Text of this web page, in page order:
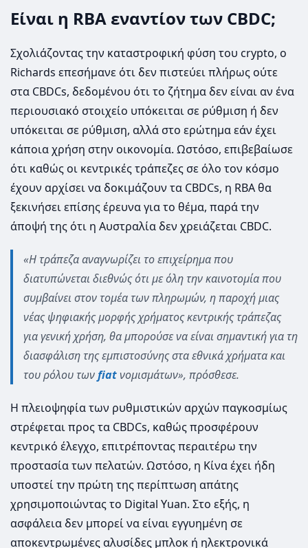
Είναι η RBA εναντίον των CBDC;
Σχολιάζοντας την καταστροφική φύση του crypto, ο
Richards επεσήμανε ότι δεν πιστεύει πλήρως ούτε
στα CBDCs, δεδομένου ότι το ζήτημα δεν είναι αν ένα
περιουσιακό στοιχείο υπόκειται σε ρύθμιση ή δεν
υπόκειται σε ρύθμιση, αλλά στο ερώτημα εάν έχει
κάποια χρήση στην οικονομία. Ωστόσο, επιβεβαίωσε
ότι καθώς οι κεντρικές τράπεζες σε όλο τον κόσμο
έχουν αρχίσει να δοκιμάζουν τα CBDCs, η RBA θα
ξεκινήσει επίσης έρευνα για το θέμα, παρά την
άποψή της ότι η Αυστραλία δεν χρειάζεται CBDC.
«Η τράπεζα αναγνωρίζει το επιχείρημα που
διατυπώνεται διεθνώς ότι με όλη την καινοτομία που
συμβαίνει στον τομέα των πληρωμών, η παροχή μιας
νέας ψηφιακής μορφής χρήματος κεντρικής τράπεζας
για γενική χρήση, θα μπορούσε να είναι σημαντική για τη
διασφάλιση της εμπιστοσύνης στα εθνικά χρήματα και
του ρόλου τωνfiatνομισμάτων», πρόσθεσε.
Η πλειοψηφία των ρυθμιστικών αρχών παγκοσμίως
στρέφεται προς τα CBDCs, καθώς προσφέρουν
κεντρικό έλεγχο, επιτρέποντας περαιτέρω την
προστασία των πελατών. Ωστόσο, η Κίνα έχει ήδη
υποστεί την πρώτη της περίπτωση απάτης
χρησιμοποιώντας το Digital Yuan. Στο εξής, η
ασφάλεια δεν μπορεί να είναι εγγυημένη σε
αποκεντρωμένες αλυσίδες μπλοκ ή ηλεκτρονικά